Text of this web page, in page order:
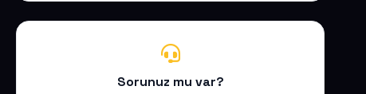
Sorunuz mu var?